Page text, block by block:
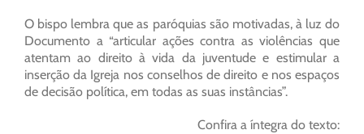
O bispo lembra que as paróquias são motivadas, à luz do
Documento a “articular ações contra as violências que
atentam ao direito à vida da juventude e estimular a
inserção da Igreja nos conselhos de direito e nos espaços
de decisão política, em todas as suas instâncias”.
Confira a íntegra do texto: